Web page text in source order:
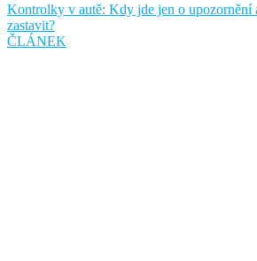
Kontrolky v autě: Kdy jde jen o upozornění
zastavit?
ČLÁNEK